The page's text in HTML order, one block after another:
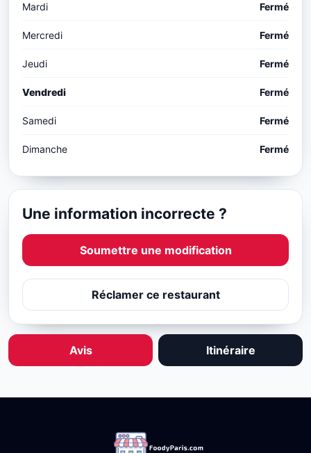
Mardi Fermé
Mercredi Fermé
Jeudi Fermé
Vendredi Fermé
Samedi Fermé
Dimanche Fermé
Une information incorrecte ?
Soumettre une modification
Réclamer ce restaurant
Avis Itinéraire